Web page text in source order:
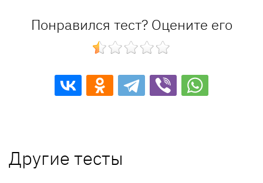
Понравился тест? Оцените его
Другие тесты